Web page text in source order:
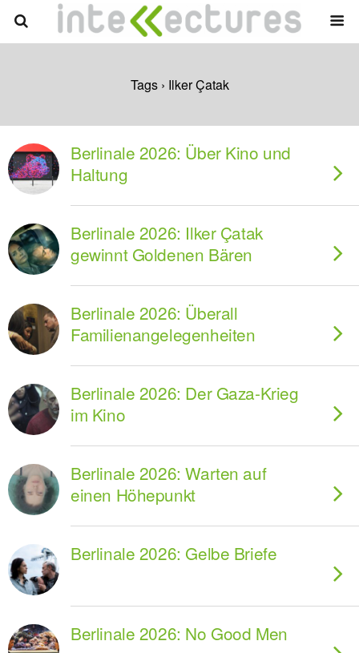
Tags › Ilker Çatak
Berlinale 2026: Über Kino und
Haltung
Berlinale 2026: Ilker Çatak
gewinnt Goldenen Bären
Berlinale 2026: Überall
Familienangelegenheiten
Berlinale 2026: Der Gaza-Krieg
im Kino
Berlinale 2026: Warten auf
einen Höhepunkt
Berlinale 2026: Gelbe Briefe
Berlinale 2026: No Good Men